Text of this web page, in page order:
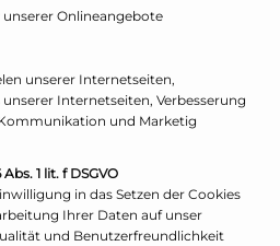
unserer Onlineangebote
unserer Internetseiten,
Internetseiten, Verbesserung
und Marketig
1 lit. f DSGVO
in das Setzen der Cookies
Ihrer Daten auf unser
und Benutzerfreundlichkeit